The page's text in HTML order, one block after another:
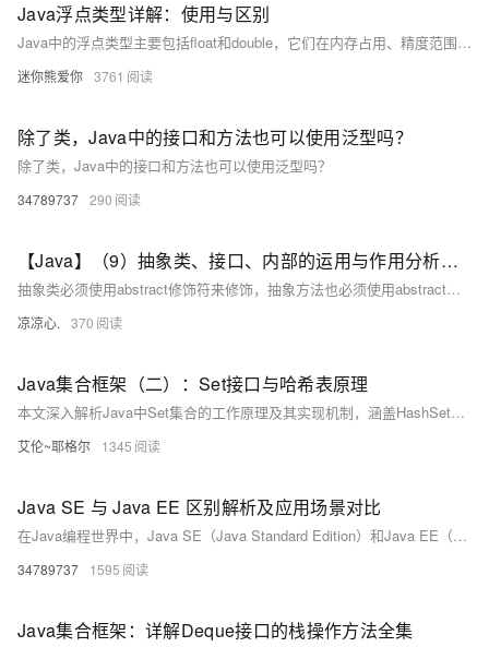
Java浮点类型详解：使用与区别
Java中的浮点类型主要包括float和double，它们在内存占用、精度范围和使用场景上有显著差异。float占用4字节，提供约6-7位有效数字；double占用8字节，提供约15-16位有效数字。float适合内存敏感或精度要求不高的场景，而double精度更高，是Java默认的浮点类型，推荐在大多数情况下使用。两者都存在精度限制，不能用于需要精确计算的金融领域。比较浮点数时应使用误差范围或BigDecimal类。科学计算和工程计算通常使用double，而金融计算应使用BigDecimal。
迷你熊爱你 3761
除了类，Java中的接口和方法也可以使用泛型吗？
除了类，Java中的接口和方法也可以使用泛型吗？
34789737 290
【Java】（9）抽象类、接口、内部的运用与作用分析，枚举类型的使用
抽象类必须使用abstract修饰符来修饰，抽象方法也必须使用abstract修饰符来修饰，抽象方法不能有方法体。抽象类不能被实例化，无法使用new关键字来调用抽象类的构造器创建抽象类的实例。抽象类可以包含成员变量、方法（普通方法和抽象方法都可以）、构造器、初始化块、内部类（接 口、枚举）5种成分。抽象类的构造器不能用于创建实例，主要是用于被其子类调用。抽象类中不一定包含抽象方法，但是有抽象方法的类必定是抽象类abstract static不能同时修饰一个方法。
凉凉心. 370
Java集合框架（二）：Set接口与哈希表原理
本文深入解析Java中Set集合的工作原理及其实现机制，涵盖HashSet、LinkedHashSet和TreeSet三大实现类。从Set接口的特性出发，对比List理解去重机制，并详解哈希表原理、hashCode与equals方法的作用。进一步剖析HashSet的底层HashMap实现、LinkedHashSet的双向链表维护顺序特性，以及TreeSet基于红黑树的排序功能。文章还包含性能对比、自定义对象去重、集合运算实战和线程安全方案，帮助读者全面掌握Set的应用与选择策略。
艾伦~耶格尔 1345
Java SE 与 Java EE 区别解析及应用场景对比
在Java编程世界中，Java SE（Java Standard Edition）和Java EE（Java Enterprise Edition）是两个重要的平台版本，它们各自有着独特的定位和应用场景。理解它们之间的差异，对于开发者选择合适的技术栈进行项目开发至关重要。
34789737 1595
Java集合框架：详解Deque接口的栈操作方法全集